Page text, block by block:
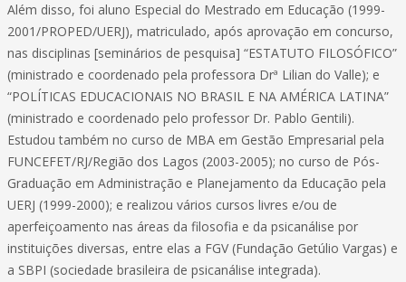
Além disso, foi aluno Especial do Mestrado em Educação (1999-
2001/PROPED/UERJ), matriculado, após aprovação em concurso,
nas disciplinas [seminários de pesquisa] “ESTATUTO FILOSÓFICO”
(ministrado e coordenado pela professora Drª Lilian do Valle); e
“POLÍTICAS EDUCACIONAIS NO BRASIL E NA AMÉRICA LATINA”
(ministrado e coordenado pelo professor Dr. Pablo Gentili).
Estudou também no curso de MBA em Gestão Empresarial pela
FUNCEFET/RJ/Região dos Lagos (2003-2005); no curso de Pós-
Graduação em Administração e Planejamento da Educação pela
UERJ (1999-2000); e realizou vários cursos livres e/ou de
aperfeiçoamento nas áreas da filosofia e da psicanálise por
instituições diversas, entre elas a FGV (Fundação Getúlio Vargas) e
a SBPI (sociedade brasileira de psicanálise integrada).